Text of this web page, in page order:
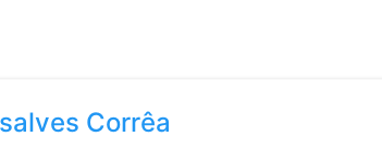
Corrêa